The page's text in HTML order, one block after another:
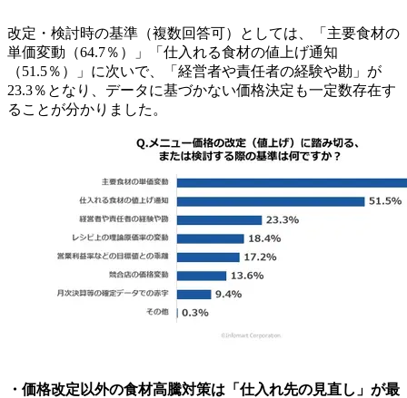
改定・検討時の基準（複数回答可）としては、「主要食材の
単価変動（64.7％）」「仕入れる食材の値上げ通知
（51.5％）」に次いで、「経営者や責任者の経験や勘」が
23.3％となり、データに基づかない価格決定も一定数存在す
ることが分かりました。
・価格改定以外の食材高騰対策は「仕入れ先の見直し」が最